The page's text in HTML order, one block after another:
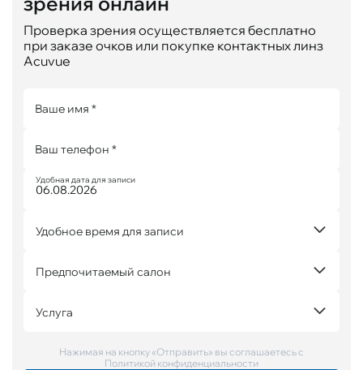
Проверка зрения осуществляется бесплатно
при заказе очков или покупке контактных линз
Acuvue
Ваше имя *
Ваш телефон *
Удобная дата для записи
Удобное время для записи
Предпочитаемый салон
Услуга
Нажимая на кнопку «Отправить» вы соглашаетесь с
Политикой конфиденциальности